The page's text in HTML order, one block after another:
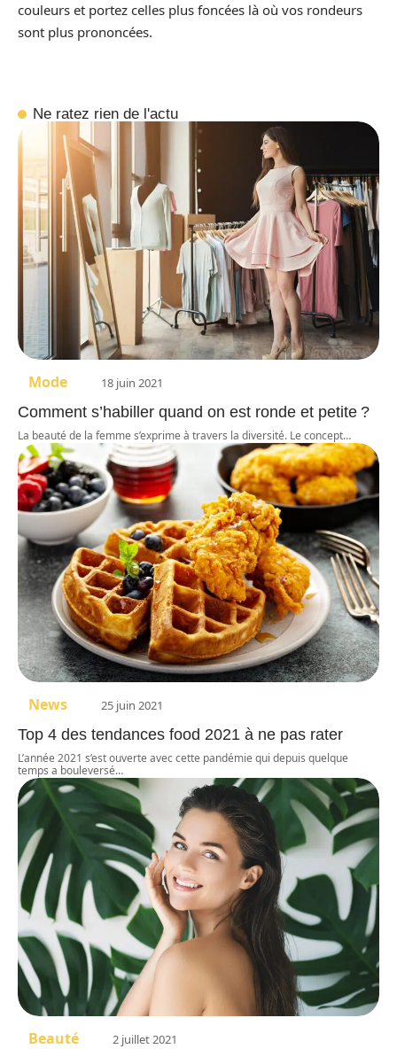
couleurs et portez celles plus foncées là où vos rondeurs
sont plus prononcées.
Ne ratez rien de l'actu
Mode 18 juin 2021
Comment s’habiller quand on est ronde et petite ?
La beauté de la femme s’exprime à travers la diversité. Le concept…
News 25 juin 2021
Top 4 des tendances food 2021 à ne pas rater
L’année 2021 s’est ouverte avec cette pandémie qui depuis quelque
temps a bouleversé…
Beauté 2 juillet 2021